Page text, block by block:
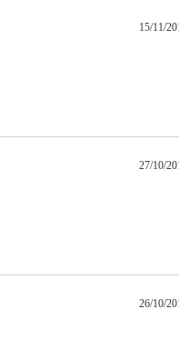
15/11/
27/10/
26/10/